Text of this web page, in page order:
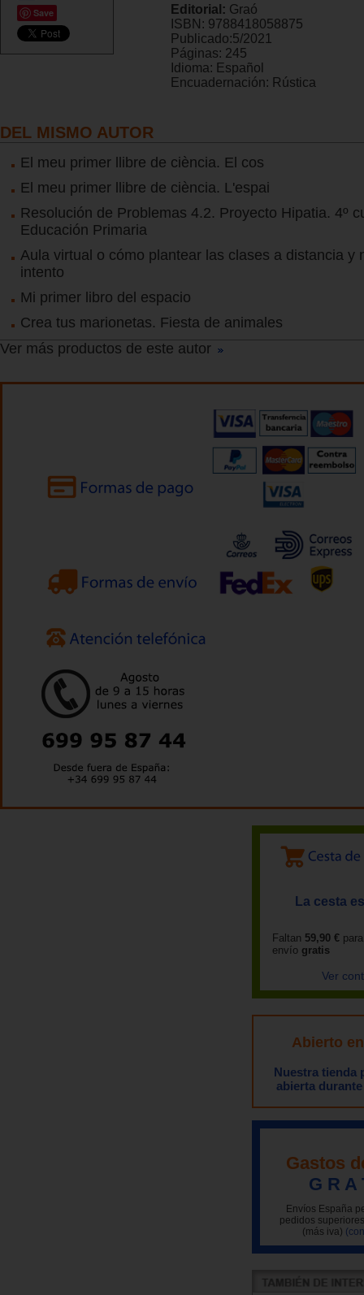
Save Editorial: Graó
ISBN: 9788418058875
Publicado:5/2021
Páginas: 245
Idioma: Español
Encuadernación: Rústica
DEL MISMO AUTOR
El meu primer llibre de ciència. El cos
El meu primer llibre de ciència. L'espai
Resolución de Problemas 4.2. Proyecto Hipatia. 4º
Educación Primaria
Aula virtual o cómo plantear las clases a distancia y
intento
Mi primer libro del espacio
Crea tus marionetas. Fiesta de animales
Ver más productos de este autor
La cesta
Faltan 59,90 €
envío gratis
Ver
Abierto
Nuestra tienda
abierta
Gastos
G R A
Envíos España
pedidos
(más iva)